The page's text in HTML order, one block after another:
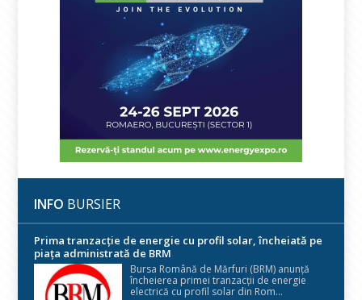
INFO BURSIER
Prima tranzacție de energie cu profil solar, încheiată pe
piața administrată de BRM
Bursa Română de Mărfuri (BRM) anunță
încheierea primei tranzacții de energie
electrică cu profil solar din Rom...